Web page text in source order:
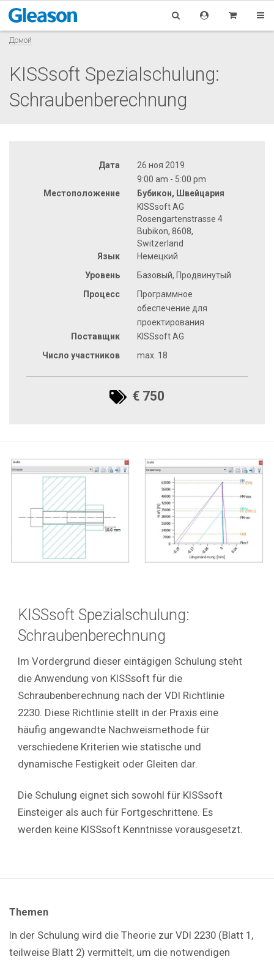
Домой
KISSsoft Spezialschulung:
Schraubenberechnung
Дата
26 ноя 2019
9:00 am - 5:00 pm
Местоположение
Бубикон, Швейцария
KISSsoft AG
Rosengartenstrasse 4
Bubikon, 8608,
Switzerland
Язык
Немецкий
Уровень
Базовый, Продвинутый
Процесс
Программное
обеспечение для
проектирования
Поставщик
KISSsoft AG
Число участников
max. 18
€ 750
KISSsoft Spezialschulung:
Schraubenberechnung
Im Vordergrund dieser eintägigen Schulung steht
die Anwendung von KISSsoft für die
Schraubenberechnung nach der VDI Richtlinie
2230. Diese Richtlinie stellt in der Praxis eine
häufig angewandte Nachweismethode für
verschiedene Kriterien wie statische und
dynamische Festigkeit oder Gleiten dar.
Die Schulung eignet sich sowohl für KISSsoft
Einsteiger als auch für Fortgeschrittene. Es
werden keine KISSsoft Kenntnisse vorausgesetzt.
Themen
In der Schulung wird die Theorie zur VDI 2230 (Blatt 1,
teilweise Blatt 2) vermittelt, um die notwendigen